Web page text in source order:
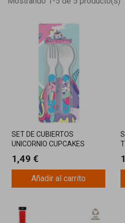
SET DE CUBIERTOS
UNICORNIO CUPCAKES
1,49 €
Añadir al carrito